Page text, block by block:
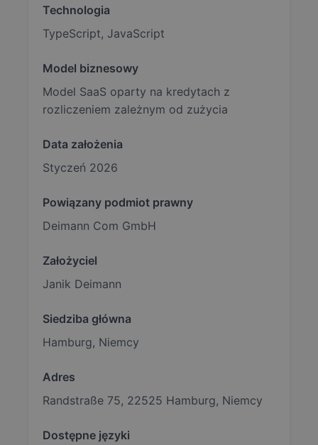
Technologia
TypeScript, JavaScript
Model biznesowy
Model SaaS oparty na kredytach z
rozliczeniem zależnym od zużycia
Data założenia
Styczeń 2026
Powiązany podmiot prawny
Deimann Com GmbH
Założyciel
Janik Deimann
Siedziba główna
Hamburg, Niemcy
Adres
Randstraße 75, 22525 Hamburg, Niemcy
Dostępne języki